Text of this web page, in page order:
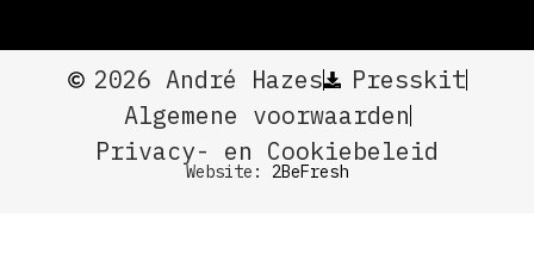
2026 André Hazes
Presskit
Algemene voorwaarden
Privacy- en Cookiebeleid
Website: 2BeFresh